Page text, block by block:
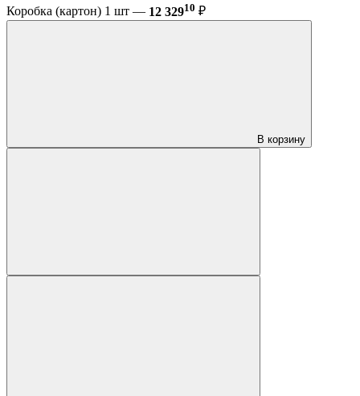
Коробка (картон) 1 шт — 12 32910 ₽
В корзину